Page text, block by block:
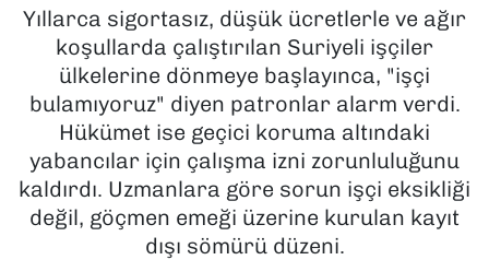
Yıllarca sigortasız, düşük ücretlerle ve ağır
koşullarda çalıştırılan Suriyeli işçiler
ülkelerine dönmeye başlayınca, "işçi
bulamıyoruz" diyen patronlar alarm verdi.
Hükümet ise geçici koruma altındaki
yabancılar için çalışma izni zorunluluğunu
kaldırdı. Uzmanlara göre sorun işçi eksikliği
değil, göçmen emeği üzerine kurulan kayıt
dışı sömürü düzeni.
KÜLTÜR SANAT
MAGAZİN
POLİTİKA
SAĞLIK
SPOR
Son Dakika Haberleri
Haber Arşivi